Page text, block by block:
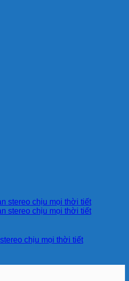
chịu mọi thời tiết